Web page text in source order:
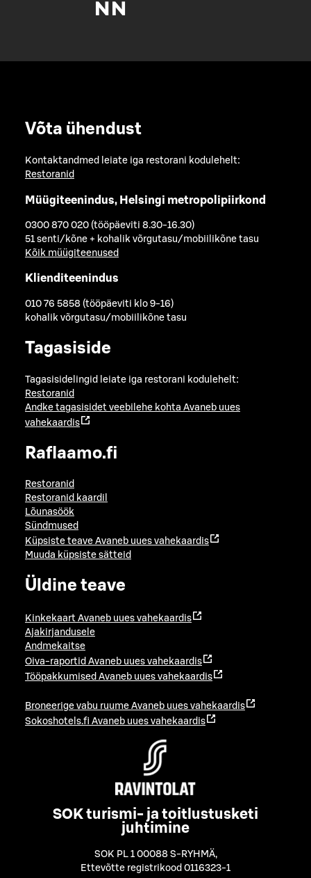
Võta ühendust
Kontaktandmed leiate iga restorani kodulehelt:
Restoranid
Müügiteenindus, Helsingi metropolipiirkond
0300 870 020 (tööpäeviti 8.30-16.30)
51 senti/kõne + kohalik võrgutasu/mobiilikõne tasu
Kõik müügiteenused
Klienditeenindus
010 76 5858 (tööpäeviti klo 9-16)
kohalik võrgutasu/mobiilikõne tasu
Tagasiside
Tagasisidelingid leiate iga restorani kodulehelt:
Restoranid
Andke tagasisidet veebilehe kohta Avaneb uues
vahekaardis
Raflaamo.fi
Restoranid
Restoranid kaardil
Lõunasöök
Sündmused
Küpsiste teave Avaneb uues vahekaardis
Muuda küpsiste sätteid
Üldine teave
Kinkekaart Avaneb uues vahekaardis
Ajakirjandusele
Andmekaitse
Oiva-raportid Avaneb uues vahekaardis
Tööpakkumised Avaneb uues vahekaardis
Broneerige vabu ruume Avaneb uues vahekaardis
Sokoshotels.fi Avaneb uues vahekaardis
SOK turismi- ja toitlustusketi
juhtimine
SOK PL 1 00088 S-RYHMÄ,
Ettevõtte registrikood 0116323-1